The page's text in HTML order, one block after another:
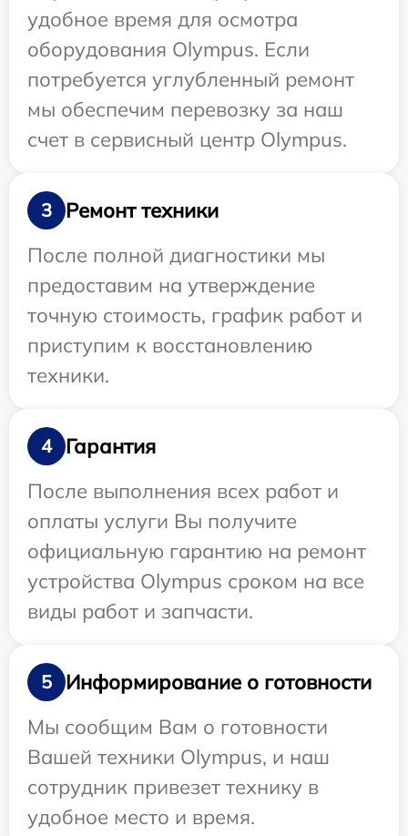
удобное время для осмотра
оборудования Olympus. Если
потребуется углубленный ремонт
мы обеспечим перевозку за наш
счет в сервисный центр Olympus.
3
Ремонт техники
После полной диагностики мы
предоставим на утверждение
точную стоимость, график работ и
приступим к восстановлению
техники.
4
Гарантия
После выполнения всех работ и
оплаты услуги Вы получите
официальную гарантию на ремонт
устройства Olympus сроком на все
виды работ и запчасти.
5
Информирование о готовности
Мы сообщим Вам о готовности
Вашей техники Olympus, и наш
сотрудник привезет технику в
удобное место и время.